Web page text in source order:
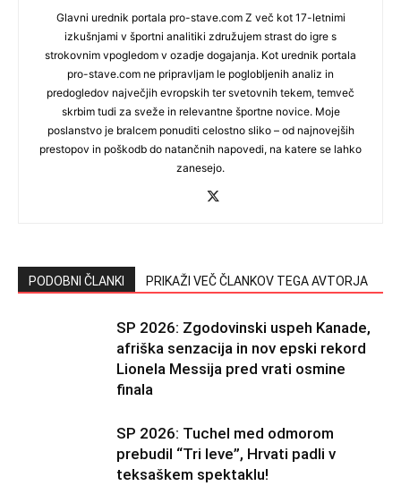
Glavni urednik portala pro-stave.com Z več kot 17-letnimi
izkušnjami v športni analitiki združujem strast do igre s
strokovnim vpogledom v ozadje dogajanja. Kot urednik portala
pro-stave.com ne pripravljam le poglobljenih analiz in
predogledov največjih evropskih ter svetovnih tekem, temveč
skrbim tudi za sveže in relevantne športne novice. Moje
poslanstvo je bralcem ponuditi celostno sliko – od najnovejših
prestopov in poškodb do natančnih napovedi, na katere se lahko
zanesejo.
PODOBNI ČLANKI PRIKAŽI VEČ ČLANKOV TEGA AVTORJA
SP 2026: Zgodovinski uspeh Kanade,
afriška senzacija in nov epski rekord
Lionela Messija pred vrati osmine
finala
SP 2026: Tuchel med odmorom
prebudil “Tri leve”, Hrvati padli v
teksaškem spektaklu!